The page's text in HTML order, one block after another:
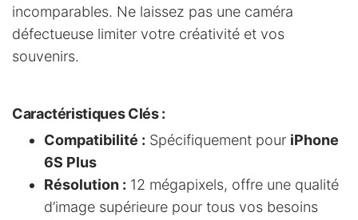
incomparables. Ne laissez pas une caméra
défectueuse limiter votre créativité et vos
souvenirs.
Caractéristiques Clés :
Compatibilité : Spécifiquement pour iPhone
6S Plus
Résolution : 12 mégapixels, offre une qualité
d’image supérieure pour tous vos besoins